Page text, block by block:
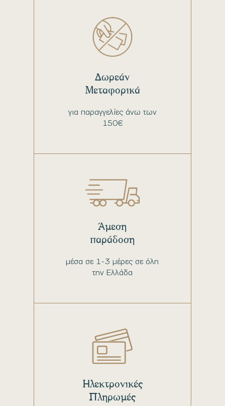
για παραγγελίες άνω των
150€
Δωρεάν
Μεταφορικά
μέσα σε 1-3 μέρες σε όλη
την Ελλάδα
Άμεση
παράδοση
Ηλεκτρονικές
Πληρωμές